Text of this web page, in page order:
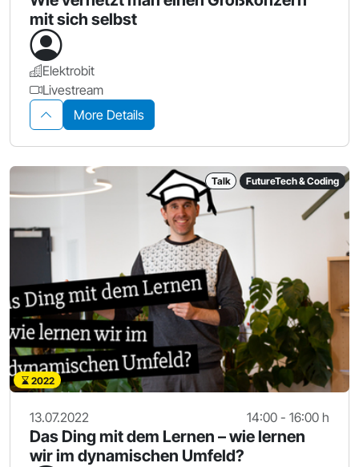
mit sich selbst
Elektrobit
Livestream
More Details
Talk FutureTech & Coding
2022
13.07.2022 14:00 - 16:00 h
Das Ding mit dem Lernen – wie lernen
wir im dynamischen Umfeld?